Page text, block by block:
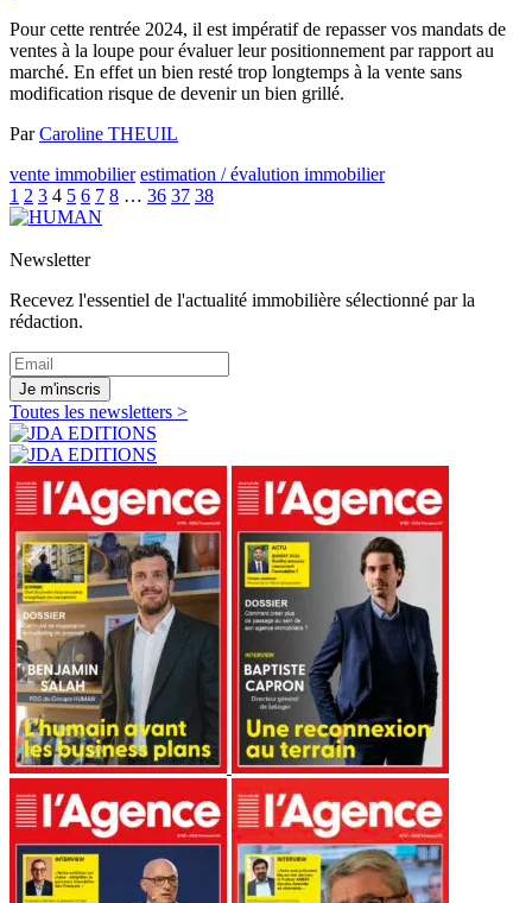
Pour cette rentrée 2024, il est impératif de repasser vos mandats de
ventes à la loupe pour évaluer leur positionnement par rapport au
marché. En effet un bien resté trop longtemps à la vente sans
modification risque de devenir un bien grillé.
ParCaroline THEUIL
vente immobilier estimation / évalution immobilier
1 2 3 4 5 6 7 8 … 36 37 38
Newsletter
Recevez l'essentiel de l'actualité immobilière sélectionné par la
rédaction.
Je m'inscris
Toutes les newsletters >